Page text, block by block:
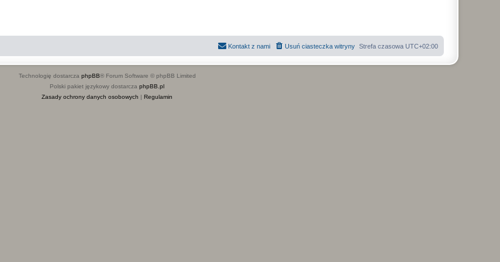
Strefa czasowa UTC+02:00
Usuń ciasteczka witryny
Kontakt z nami
Technologię dostarcza phpBB® Forum Software © phpBB Limited
Polski pakiet językowy dostarcza phpBB.pl
Zasady ochrony danych osobowych | Regulamin